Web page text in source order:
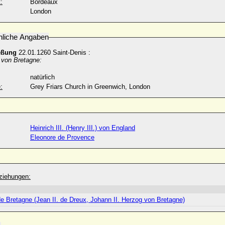
Bordeaux
London
Angaben
22.01.1260 Saint-Denis :
Bretagne:
natürlich
Grey Friars Church in Greenwich, London
Heinrich III. (Henry III.) von England
Eleonore de Provence
Bretagne (Jean II. de Dreux, Johann II. Herzog von Bretagne)